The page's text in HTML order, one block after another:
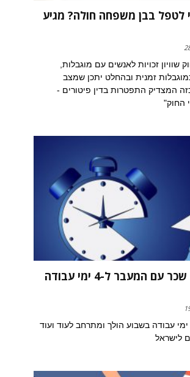
לטפל בבן משפחה חולה? מגיע
שוויון זכויות לאנשים עם מוגבלות,
זמנית ובהחלט יתכן שמצב
המצדיק התפטרות בדין פיטורים -
החוק"
למה אין להפחית שכר עם המעבר ל-4 ימי עבודה
הניסוי של המעבר ל-4 ימי עבודה בשבוע הולך ומתרחב לעוד ועוד
לישראל